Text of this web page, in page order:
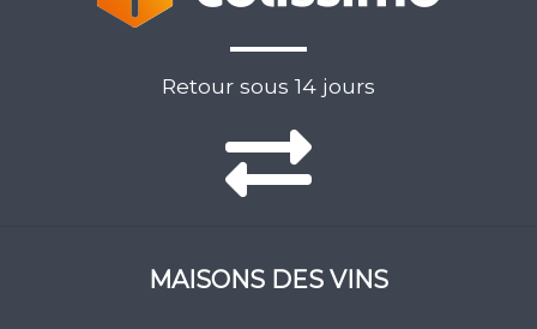
Retour sous 14 jours
MAISONS DES VINS